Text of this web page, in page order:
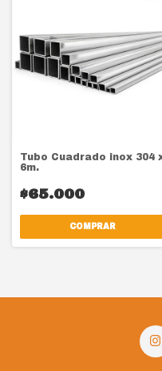
Tubo Cuadrado inox 304
6m.
$65.000
COMPRAR